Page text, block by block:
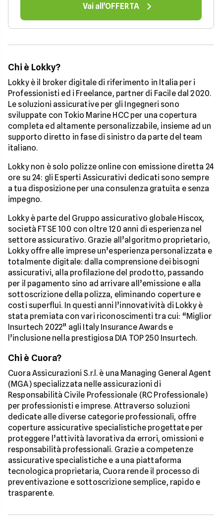
Vai all'OFFERTA
Chi è Lokky?
Lokky è il broker digitale di riferimento in Italia per i
Professionisti ed i Freelance, partner di Facile dal 2020.
Le soluzioni assicurative per gli Ingegneri sono
sviluppate con Tokio Marine HCC per una copertura
completa ed altamente personalizzabile, insieme ad un
supporto diretto in fase di sinistro da parte del team
italiano.
Lokky non è solo polizze online con emissione diretta 24
ore su 24: gli Esperti Assicurativi dedicati sono sempre
a tua disposizione per una consulenza gratuita e senza
impegno.
Lokky è parte del Gruppo assicurativo globale Hiscox,
società FTSE 100 con oltre 120 anni di esperienza nel
settore assicurativo. Grazie all’algoritmo proprietario,
Lokky offre alle imprese un’esperienza personalizzata e
totalmente digitale: dalla comprensione dei bisogni
assicurativi, alla profilazione del prodotto, passando
per il pagamento sino ad arrivare all’emissione e alla
sottoscrizione della polizza, eliminando coperture e
costi superflui. In questi anni l’innovatività di Lokky è
stata premiata con vari riconoscimenti tra cui: “Miglior
Insurtech 2022” agli Italy Insurance Awards e
l’inclusione nella prestigiosa DIA TOP 250 Insurtech.
Chi è Cuora?
Cuora Assicurazioni S.r.l. è una Managing General Agent
(MGA) specializzata nelle assicurazioni di
Responsabilità Civile Professionale (RC Professionale)
per professionisti e imprese. Attraverso soluzioni
dedicate alle diverse categorie professionali, offre
coperture assicurative specialistiche progettate per
proteggere l’attività lavorativa da errori, omissioni e
responsabilità professionali. Grazie a competenze
assicurative specialistiche e a una piattaforma
tecnologica proprietaria, Cuora rende il processo di
preventivazione e sottoscrizione semplice, rapido e
trasparente.